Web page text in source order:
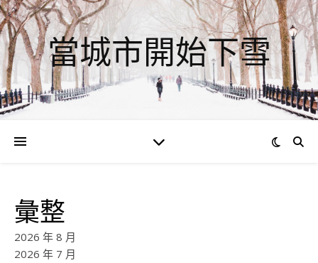
當城市開始下雪
彙整
2026 年 8 月
2026 年 7 月